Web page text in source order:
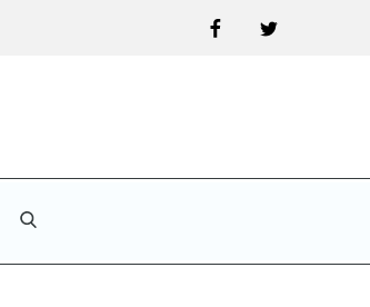
FacebookTwitter